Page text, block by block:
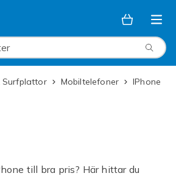
Surfplattor Mobiltelefoner iPhone
till bra pris? Här hittar du